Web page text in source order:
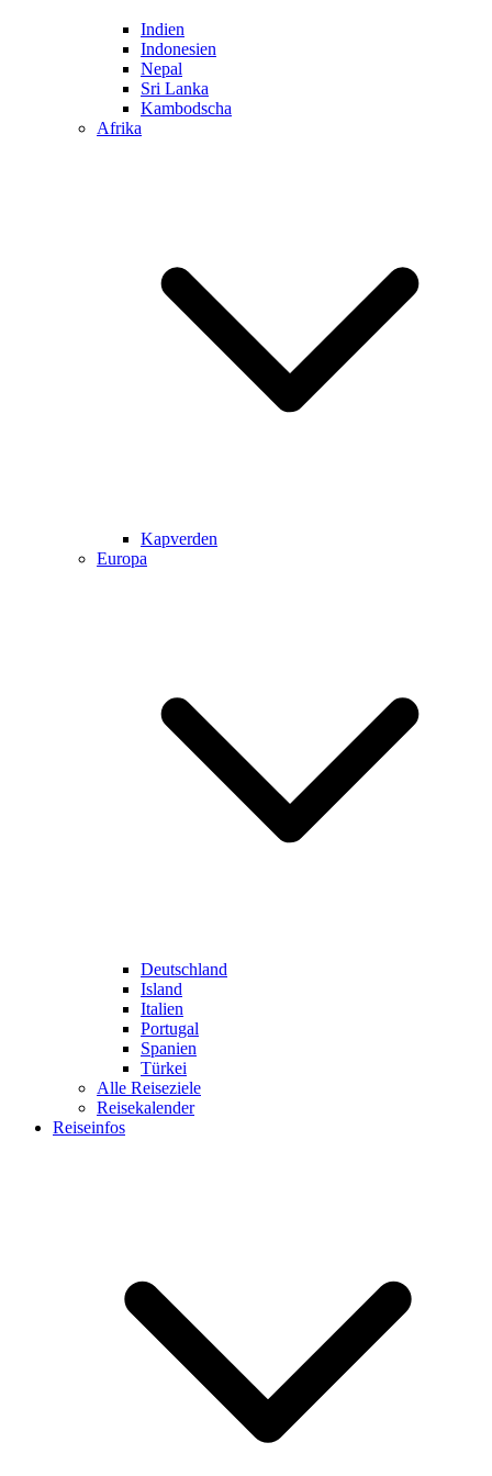
Indien
Indonesien
Nepal
Sri Lanka
Kambodscha
Afrika
Kapverden
Europa
Deutschland
Island
Italien
Portugal
Spanien
Türkei
Alle Reiseziele
Reisekalender
Reiseinfos